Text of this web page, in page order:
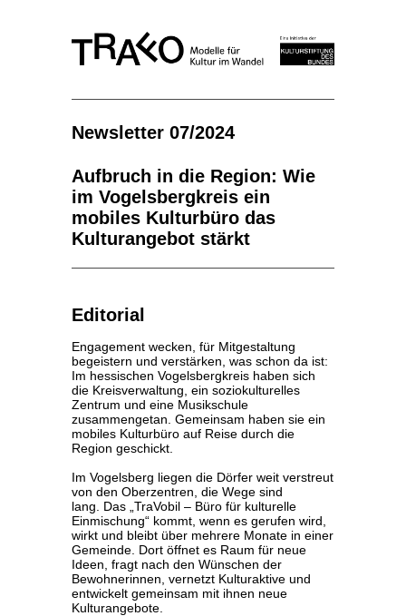
Newsletter 07/2024
Aufbruch in die Region: Wie
im Vogelsbergkreis ein
mobiles Kulturbüro das
Kulturangebot stärkt
Editorial
Engagement wecken, für Mitgestaltung
begeistern und verstärken, was schon da ist:
Im hessischen Vogelsbergkreis haben sich
die Kreisverwaltung, ein soziokulturelles
Zentrum und eine Musikschule
zusammengetan. Gemeinsam haben sie ein
mobiles Kulturbüro auf Reise durch die
Region geschickt.
Im Vogelsberg liegen die Dörfer weit verstreut
von den Oberzentren, die Wege sind
lang. Das „TraVobil – Büro für kulturelle
Einmischung“ kommt, wenn es gerufen wird,
wirkt und bleibt über mehrere Monate in einer
Gemeinde. Dort öffnet es Raum für neue
Ideen, fragt nach den Wünschen der
Bewohnerinnen, vernetzt Kulturaktive und
entwickelt gemeinsam mit ihnen neue
Kulturangebote.